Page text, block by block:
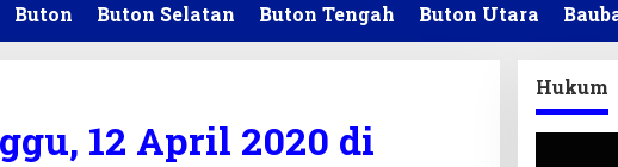
Buton Buton Selatan Buton Tengah Buton Utara
12 April 2020 di
Hukum